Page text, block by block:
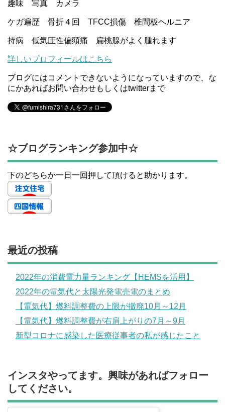
趣味 写真 カメラ
ケガ遍歴 骨折４回 TFCC損傷 椎間板ヘルニア
持病 低気圧性偏頭痛 扁桃腺がよく腫れます
詳しいプロフィールはこちら
ブログにはコメントできないようになっていますので、な
にかあればお問い合わせもしくはtwitterまで
☆ブログランキング参加中☆
下のどちらか一日一回押して頂けると助かります。
最近の投稿
2022年の消費電力量ランキング【HEMSを活用】
2022年の電気代と太陽光発電売電のまとめ
【電気代】燃料調整費の上限が撤廃10月～12月
【電気代】燃料調整費が右肩上がりの7月～9月
新型コロナに感染した医療従事者の私が感じたこと
インスタやってます。興味があればフォロー
してください。